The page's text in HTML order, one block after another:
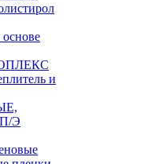
и
Э